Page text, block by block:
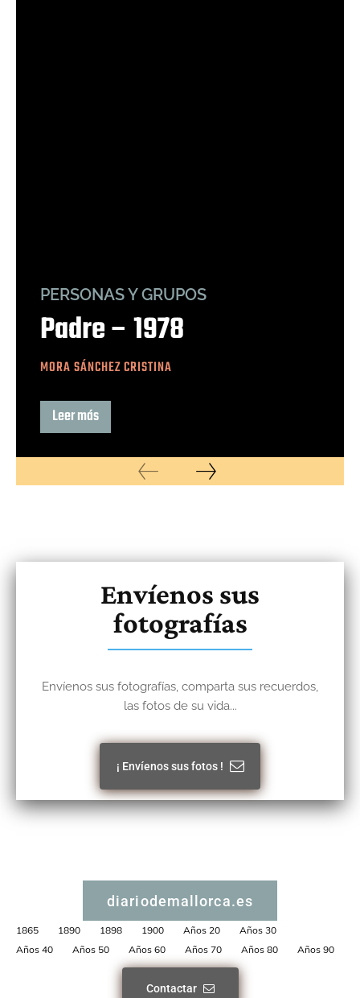
PERSONAS Y GRUPOS
Padre – 1978
MORA SÁNCHEZ CRISTINA
Leer más
Envíenos sus
fotografías
Envíenos sus fotografías, comparta sus recuerdos,
las fotos de su vida...
¡ Envíenos sus fotos !
diariodemallorca.es
1865 1890 1898 1900 Años 20
Años 30
Años 40
Años 50 Años 60 Años 70 Años 80 Años 90
Contactar